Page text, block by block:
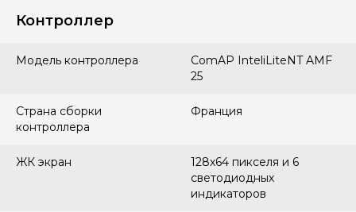
Контроллер
Модель контроллера
ComAP InteliLiteNT AMF
25
Страна сборки
контроллера
Франция
ЖК экран
128х64 пикселя и 6
светодиодных
индикаторов